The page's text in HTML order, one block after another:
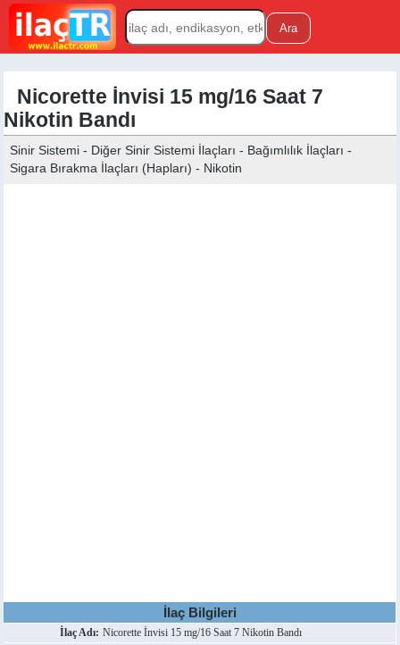
Nicorette İnvisi 15 mg/16 Saat 7
Nikotin Bandı
Sinir Sistemi - Diğer Sinir Sistemi İlaçları - Bağımlılık İlaçları -
Sigara Bırakma İlaçları (Hapları) - Nikotin
İlaç Bilgileri
İlaç Adı: Nicorette İnvisi 15 mg/16 Saat 7 Nikotin Bandı